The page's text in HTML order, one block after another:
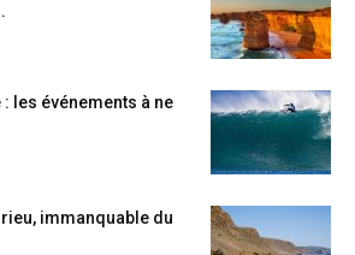
les événements à ne
immanquable du